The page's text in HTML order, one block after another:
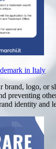
in Italy
brand, logo, or
preventing
identity and